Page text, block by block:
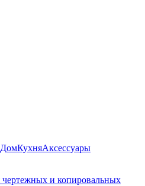
ДомКухняАксессуары
чертежных и копировальных